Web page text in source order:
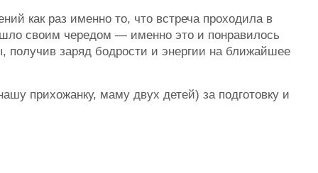
как раз именно то, что встреча проходила в
своим чередом — именно это и понравилось
получив заряд бодрости и энергии на ближайшее
прихожанку, маму двух детей) за подготовку и